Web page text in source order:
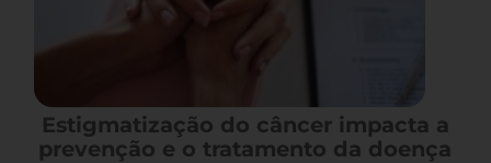
Estigmatização do câncer impacta a
prevenção e o tratamento da doença